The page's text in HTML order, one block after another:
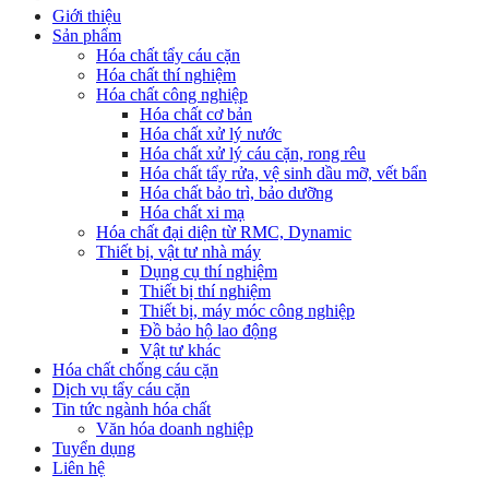
Giới thiệu
Sản phẩm
Hóa chất tẩy cáu cặn
Hóa chất thí nghiệm
Hóa chất công nghiệp
Hóa chất cơ bản
Hóa chất xử lý nước
Hóa chất xử lý cáu cặn, rong rêu
Hóa chất tẩy rửa, vệ sinh dầu mỡ, vết bẩn
Hóa chất bảo trì, bảo dưỡng
Hóa chất xi mạ
Hóa chất đại diện từ RMC, Dynamic
Thiết bị, vật tư nhà máy
Dụng cụ thí nghiệm
Thiết bị thí nghiệm
Thiết bị, máy móc công nghiệp
Đồ bảo hộ lao động
Vật tư khác
Hóa chất chống cáu cặn
Dịch vụ tẩy cáu cặn
Tin tức ngành hóa chất
Văn hóa doanh nghiệp
Tuyển dụng
Liên hệ